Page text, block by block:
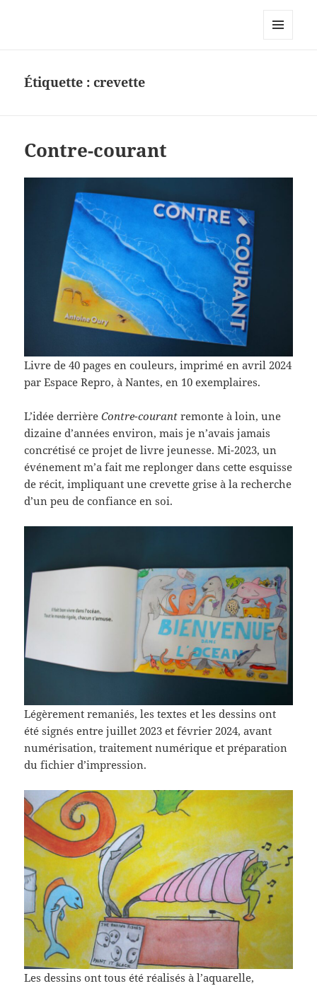
Le site personnel d'Antoine Oury
Étiquette :crevette
Contre-courant
Livre de 40 pages en couleurs, imprimé en avril 2024
par Espace Repro, à Nantes, en 10 exemplaires.
L’idée derrièreContre-courant remonte à loin, une
dizaine d’années environ, mais je n’avais jamais
concrétisé ce projet de livre jeunesse. Mi-2023, un
événement m’a fait me replonger dans cette esquisse
de récit, impliquant une crevette grise à la recherche
d’un peu de confiance en soi.
Légèrement remaniés, les textes et les dessins ont
été signés entre juillet 2023 et février 2024, avant
numérisation, traitement numérique et préparation
du fichier d’impression.
Les dessins ont tous été réalisés à l’aquarelle,